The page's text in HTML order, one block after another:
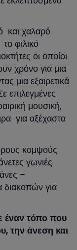
και χαλαρό
φιλικό
οι οποίοι
χρόνο για μια
μια εξαιρετικά
επιλεγμένες
μουσική,
για αξέχαστα
κομψούς
γωνιές
–
διακοπών για
έναν τόπο που
την άνεση και